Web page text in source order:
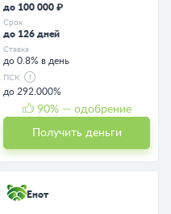
до 100 000 ₽
Срок
до 126 дней
Ставка
до 0.8% в день
ПСК
до 292.000%
90% — одобрение
Получить деньги
Енот